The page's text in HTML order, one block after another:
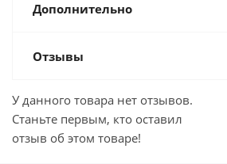
Дополнительно
Отзывы
У данного товара нет отзывов.
Станьте первым, кто оставил
отзыв об этом товаре!